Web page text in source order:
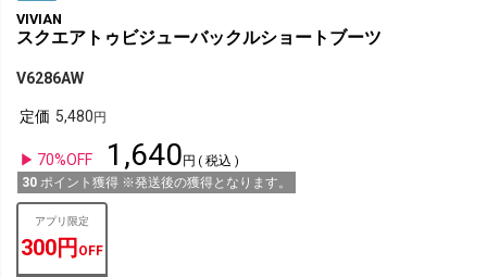
VIVIAN
スクエアトゥビジューバックルショートブーツ
V6286AW
定価 5,480
70%OFF 1,640
税込
30 ポイント獲得 ※発送後の獲得となります。
アプリ限定
300円 OFF